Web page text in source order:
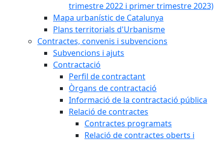
trimestre 2022 i primer trimestre 2023)
Mapa urbanístic de Catalunya
Plans territorials d'Urbanisme
Contractes, convenis i subvencions
Subvencions i ajuts
Contractació
Perfil de contractant
Òrgans de contractació
Informació de la contractació pública
Relació de contractes
Contractes programats
Relació de contractes oberts i